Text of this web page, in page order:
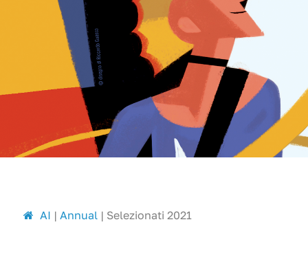
AI | Annual | Selezionati 2021